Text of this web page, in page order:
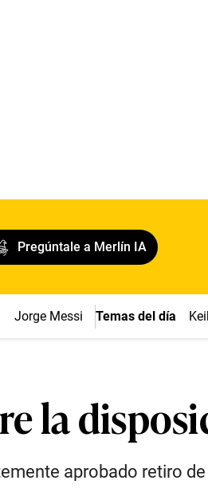
Pregúntale a Merlín IA
Jorge Messi Temas del día
la
aprobado retiro de